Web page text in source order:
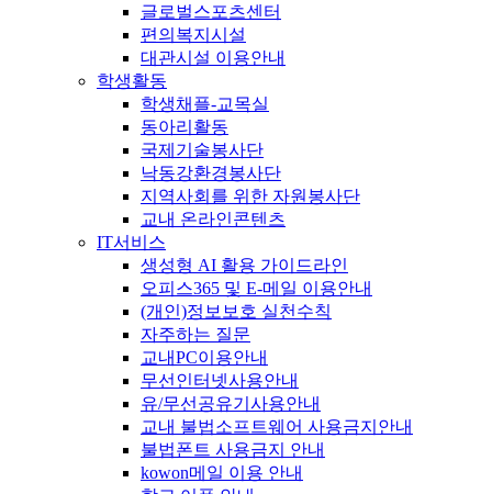
글로벌스포츠센터
편의복지시설
대관시설 이용안내
학생활동
학생채플-교목실
동아리활동
국제기술봉사단
낙동강환경봉사단
지역사회를 위한 자원봉사단
교내 온라인콘텐츠
IT서비스
생성형 AI 활용 가이드라인
오피스365 및 E-메일 이용안내
(개인)정보보호 실천수칙
자주하는 질문
교내PC이용안내
무선인터넷사용안내
유/무선공유기사용안내
교내 불법소프트웨어 사용금지안내
불법폰트 사용금지 안내
kowon메일 이용 안내